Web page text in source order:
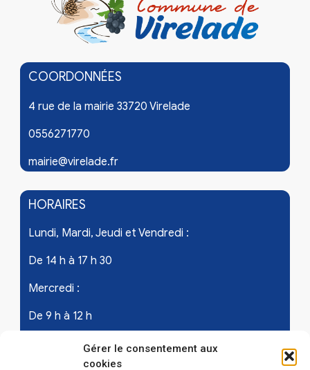
Gérer le consentement aux
cookies
COORDONNÉES
4 rue de la mairie 33720 Virelade
0556271770
mairie@virelade.fr
HORAIRES
Lundi, Mardi, Jeudi et Vendredi :
De 14 h à 17 h 30
Mercredi :
De 9 h à 12 h
Samedi - les 1er et 3ème de chaque mois :